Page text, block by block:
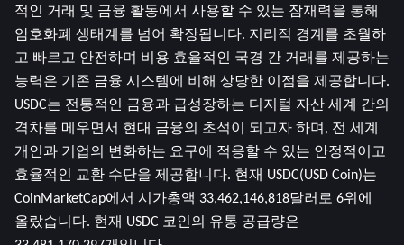
적인 거래 및 금융 활동에서 사용할 수 있는 잠재력을 통해
암호화폐 생태계를 넘어 확장됩니다. 지리적 경계를 초월하
고 빠르고 안전하며 비용 효율적인 국경 간 거래를 제공하는
능력은 기존 금융 시스템에 비해 상당한 이점을 제공합니다.
USDC는 전통적인 금융과 급성장하는 디지털 자산 세계 간의
격차를 메우면서 현대 금융의 초석이 되고자 하며, 전 세계
개인과 기업의 변화하는 요구에 적응할 수 있는 안정적이고
효율적인 교환 수단을 제공합니다. 현재 USDC(USD Coin)는
CoinMarketCap에서 시가총액 33,462,146,818달러로 6위에
올랐습니다. 현재 USDC 코인의 유통 공급량은